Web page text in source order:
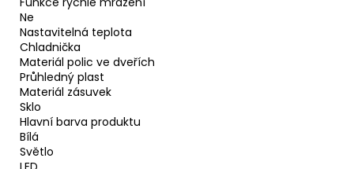
Ne
Nastavitelná teplota
Chladnička
Materiál polic ve dveřích
Průhledný plast
Materiál zásuvek
Sklo
Hlavní barva produktu
Bílá
Světlo